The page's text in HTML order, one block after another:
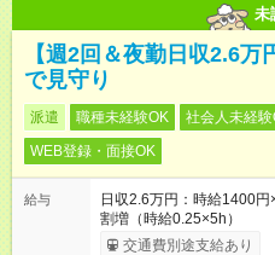
未
【週2回＆夜勤日収2.6
で見守り
派遣 職種未経験OK 社会人未経験
WEB登録・面接OK
給与
日収2.6万円：時給1400
割増（時給0.25×5h）
交通費別途支給あり